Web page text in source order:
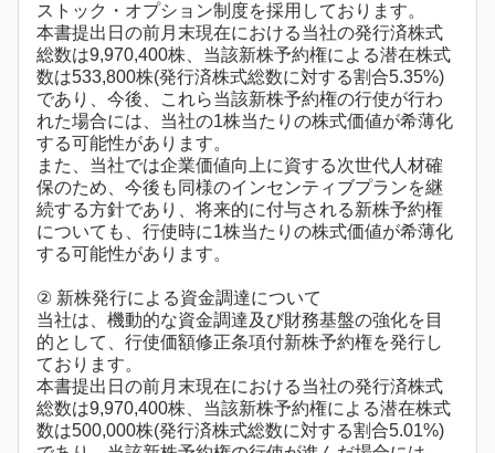
ストック・オプション制度を採用しております。
本書提出日の前月末現在における当社の発行済株式
総数は9,970,400株、当該新株予約権による潜在株式
数は533,800株(発行済株式総数に対する割合5.35%)
であり、今後、これら当該新株予約権の行使が行わ
れた場合には、当社の1株当たりの株式価値が希薄化
する可能性があります。
また、当社では企業価値向上に資する次世代人材確
保のため、今後も同様のインセンティブプランを継
続する方針であり、将来的に付与される新株予約権
についても、行使時に1株当たりの株式価値が希薄化
する可能性があります。
② 新株発行による資金調達について
当社は、機動的な資金調達及び財務基盤の強化を目
的として、行使価額修正条項付新株予約権を発行し
ております。
本書提出日の前月末現在における当社の発行済株式
総数は9,970,400株、当該新株予約権による潜在株式
数は500,000株(発行済株式総数に対する割合5.01%)